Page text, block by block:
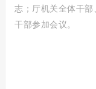
志；厅机关全体干
干部参加会议。